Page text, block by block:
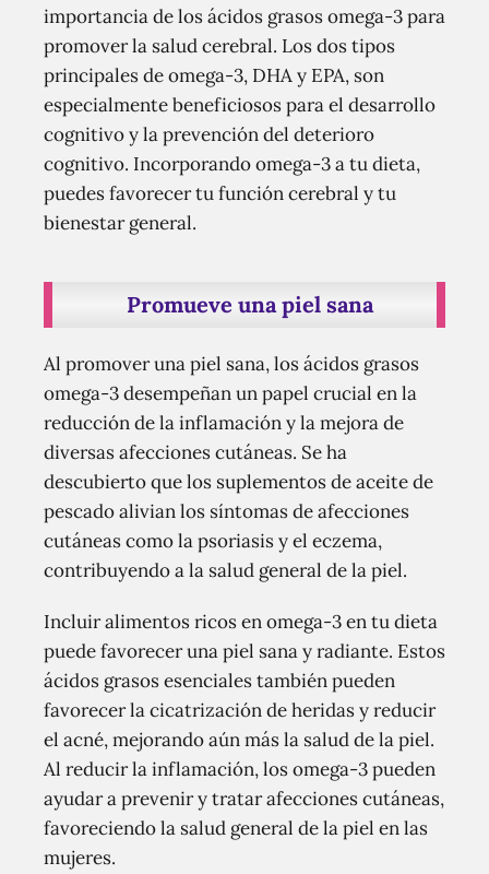
importancia de los ácidos grasos omega-3 para
promover la salud cerebral. Los dos tipos
principales de omega-3, DHA y EPA, son
especialmente beneficiosos para el desarrollo
cognitivo y la prevención del deterioro
cognitivo. Incorporando omega-3 a tu dieta,
puedes favorecer tu función cerebral y tu
bienestar general.
Promueve una piel sana
Al promover una piel sana, los ácidos grasos
omega-3 desempeñan un papel crucial en la
reducción de la inflamación y la mejora de
diversas afecciones cutáneas. Se ha
descubierto que los suplementos de aceite de
pescado alivian los síntomas de afecciones
cutáneas como la psoriasis y el eczema,
contribuyendo a la salud general de la piel.
Incluir alimentos ricos en omega-3 en tu dieta
puede favorecer una piel sana y radiante. Estos
ácidos grasos esenciales también pueden
favorecer la cicatrización de heridas y reducir
el acné, mejorando aún más la salud de la piel.
Al reducir la inflamación, los omega-3 pueden
ayudar a prevenir y tratar afecciones cutáneas,
favoreciendo la salud general de la piel en las
mujeres.